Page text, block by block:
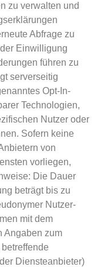
zu verwalten und
Abfrage zu
Einwilligung
führen zu
serverseitig
Opt-In-
Technologien,
Nutzer oder
Sofern keine
von
vorliegen,
Die Dauer
beträgt bis zu
Nutzer-
mit dem
Angaben zum
Diensteanbieter)